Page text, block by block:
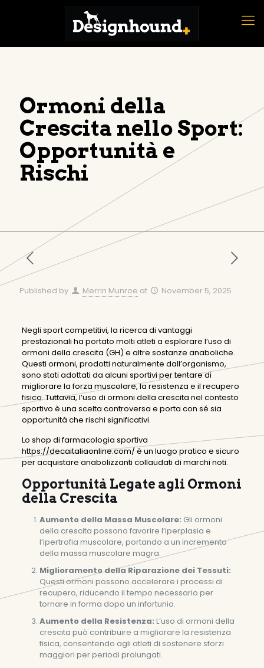
Ormoni della
Crescita nello Sport:
Opportunità e
Rischi
Published by Merrin Munroe at November 5, 2025
Negli sport competitivi, la ricerca di vantaggi
prestazionali ha portato molti atleti a esplorare l’uso di
ormoni della crescita (GH) e altre sostanze anaboliche.
Questi ormoni, prodotti naturalmente dall’organismo,
sono stati adottati da alcuni sportivi per tentare di
migliorare la forza muscolare, la resistenza e il recupero
fisico. Tuttavia, l’uso di ormoni della crescita nel contesto
sportivo è una scelta controversa e porta con sé sia
opportunità che rischi significativi.
Lo shop di farmacologia sportiva
https://decaitaliaonline.com/è un luogo pratico e sicuro
per acquistare anabolizzanti collaudati di marchi noti.
Opportunità Legate agli Ormoni
della Crescita
Aumento della Massa Muscolare: Gli ormoni
della crescita possono favorire l’iperplasia e
l’ipertrofia muscolare, portando a un incremento
della massa muscolare magra.
Miglioramento della Riparazione dei Tessuti:
Questi ormoni possono accelerare i processi di
recupero, riducendo il tempo necessario per
tornare in forma dopo un infortunio.
Aumento della Resistenza: L’uso di ormoni della
crescita può contribuire a migliorare la resistenza
fisica, consentendo agli atleti di sostenere sforzi
maggiori per periodi prolungati.